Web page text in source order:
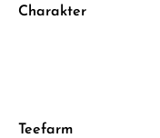
Charakter
Teefarm